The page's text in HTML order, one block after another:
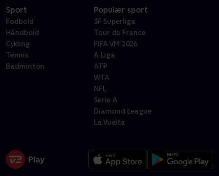
Sport
Fodbold
Håndbold
Cykling
Tennis
Badminton
Populær sport
3F Superliga
Tour de France
FIFA VM 2026
A Liga
ATP
WTA
NFL
Serie A
Diamond League
La Vuelta